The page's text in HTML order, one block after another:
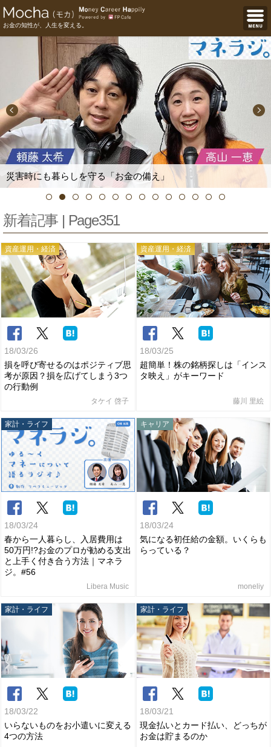
お金の知性が、人生を変える。
災害時にも暮らしを守る「お金の備え」
新着記事 | Page351
資産運用・経済
18/03/26
損を呼び寄せるのはポジティブ思
考が原因？損を広げてしまう3つ
の行動例
タケイ 啓子
資産運用・経済
18/03/25
超簡単！株の銘柄探しは「インス
タ映え」がキーワード
藤川 里絵
家計・ライフ
18/03/24
春から一人暮らし、入居費用は
50万円!?お金のプロが勧める支出
と上手く付き合う方法｜マネラ
ジ。#56
Libera Music
キャリア
18/03/24
気になる初任給の金額。いくらも
らっている？
moneliy
家計・ライフ
18/03/22
いらないものをお小遣いに変える
4つの方法
家計・ライフ
18/03/21
現金払いとカード払い、どっちが
お金は貯まるのか